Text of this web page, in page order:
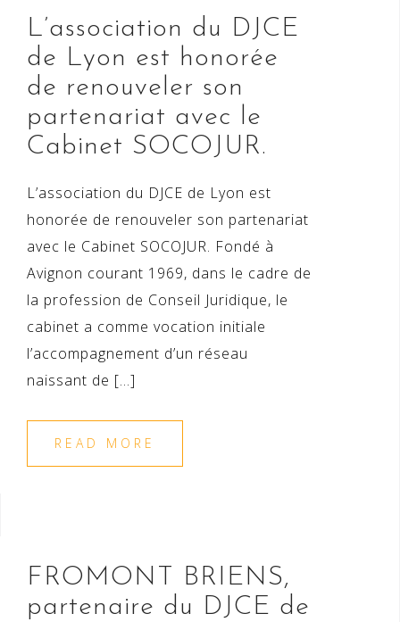
L’association du DJCE
de Lyon est honorée
de renouveler son
partenariat avec le
Cabinet SOCOJUR.
L’association du DJCE de Lyon est
honorée de renouveler son partenariat
avec le Cabinet SOCOJUR. Fondé à
Avignon courant 1969, dans le cadre de
la profession de Conseil Juridique, le
cabinet a comme vocation initiale
l’accompagnement d’un réseau
naissant de […]
READ MORE
FROMONT BRIENS,
partenaire du DJCE de